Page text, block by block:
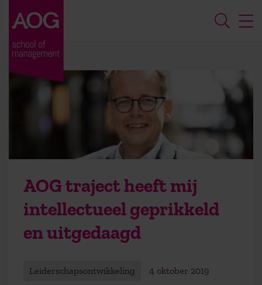
AOG traject heeft mij
intellectueel geprikkeld
en uitgedaagd
Leiderschapsontwikkeling 4 oktober 2019